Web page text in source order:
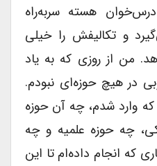
هسته سربه‌راه
و تکالیفش را خیلی
من از روزی که به یاد
در هیچ حوزه‌ای نبودم.
وارد شدم، چه آن حوزه
چه حوزه علمیه و چه
که انجام داده‌ام تا این